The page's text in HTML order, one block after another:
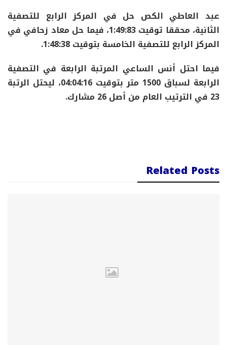
عبد العاطي الكص حل في المركز الرابع للتصفية
الثانية، محققا توقيت 1:49:83، فيما حل معاد زحافي في
المركز الرابع للتصفية الخامسة بتوقيت 1:48:38.
فيما احتل أنس الساعي المرتبة الرابعة في التصفية
الرابعة لسباق 1500 متر بتوقيت 04:04:16، ليحتل الرتبة
23 في الترتيب العام من أصل 26 مشارك.
Related Posts